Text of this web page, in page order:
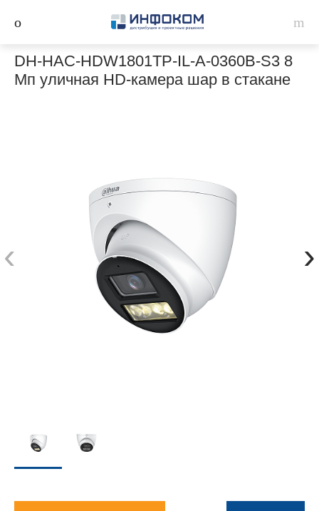
DH-HAC-HDW1801TP-IL-A-0360B-S3 8
Мп уличная HD-камера шар в стакане
‹ ›